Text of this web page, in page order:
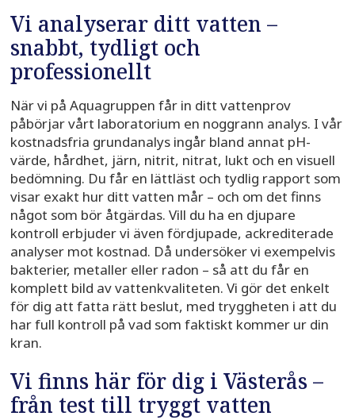
Vi analyserar ditt vatten –
snabbt, tydligt och
professionellt
När vi på Aquagruppen får in ditt vattenprov
påbörjar vårt laboratorium en noggrann analys. I vår
kostnadsfria grundanalys ingår bland annat pH-
värde, hårdhet, järn, nitrit, nitrat, lukt och en visuell
bedömning. Du får en lättläst och tydlig rapport som
visar exakt hur ditt vatten mår – och om det finns
något som bör åtgärdas. Vill du ha en djupare
kontroll erbjuder vi även fördjupade, ackrediterade
analyser mot kostnad. Då undersöker vi exempelvis
bakterier, metaller eller radon – så att du får en
komplett bild av vattenkvaliteten. Vi gör det enkelt
för dig att fatta rätt beslut, med tryggheten i att du
har full kontroll på vad som faktiskt kommer ur din
kran.
Vi finns här för dig i Västerås –
från test till tryggt vatten